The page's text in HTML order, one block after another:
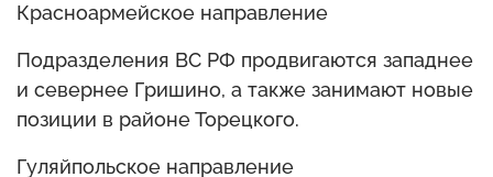
Красноармейское направление
Подразделения ВС РФ продвигаются западнее
и севернее Гришино, а также занимают новые
позиции в районе Торецкого.
Гуляйпольское направление